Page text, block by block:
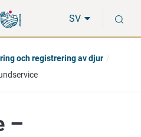
direkt
till
på
hela
SV
och registrering av djur
–